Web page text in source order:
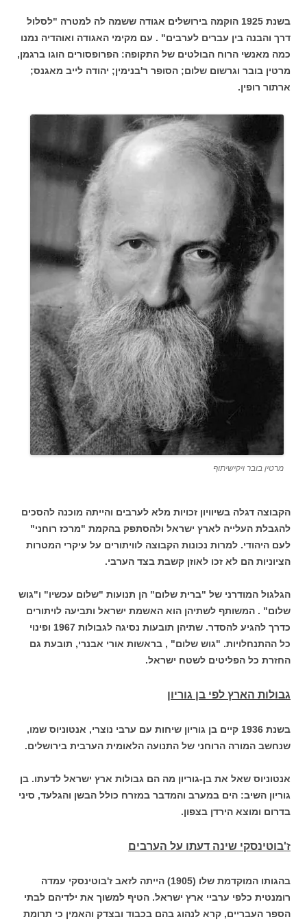
בשנת 1925 הוקמה בירושלים אגודה ששמה לה למטרה "לסלול
דרך והבנה בין עברים לערבים" . עם מקימי האגודה ואוהדיה נמנו
כמה מאנשי הרוח הבולטים של התקופה: הפרופסורים הוגו ברגמן,
מרטין בובר וגרשום שלום; הסופר ר'בנימין; יהודה לייב מאגנס;
ארתור רופין.
מרטין בובר ויקישיתוף
הקבוצה דגלה בשיוויון זכויות מלא לערבים והייתה מוכנה להסכים
להגבלת העלייה לארץ ישראל ולהסתפק בהקמת "מרכז רוחני"
לעם היהודי. למרות נכונות הקבוצה לוויתורים על עיקרי המטרות
הציוניות הם לא זכו לאוזן קשבת בצד הערבי.
הגלגול המודרני של "ברית שלום" הן תנועות "שלום עכשיו" ו"גוש
שלום" . המשותף לשתיהן הוא האשמת ישראל ותביעה לויתורים
כדרך להגיע להסדר. שתיהן תובעות נסיגה לגבולות 1967 ופינוי
כל ההתנחלויות. "גוש שלום" , בראשות אורי אבנרי, תובעת גם
החזרת כל הפליטים לשטח ישראל.
גבולות הארץ לפי בן גוריון
בשנת 1936 קיים בן גוריון שיחות עם ערבי נוצרי, אנטוניוס שמו,
שנחשב המורה הרוחני של התנועה הלאומית הערבית בירושלים.
אנטוניוס שאל את בן-גוריון מה הם גבולות ארץ ישראל לדעתו. בן
גוריון השיב: הים במערב והמדבר במזרח כולל הבשן והגלעד, סיני
בדרום ומוצא הירדן בצפון.
ז'בוטינסקי שינה דעתו על הערבים
בהגותו המוקדמת שלו (1905) הייתה לזאב ז'בוטינסקי עמדה
רומנטית כלפי ערביי ארץ ישראל. הטיף למשוך את ילדיהם לבתי
הספר העבריים, קרא לנהוג בהם בכבוד ובצדק והאמין כי תרומת